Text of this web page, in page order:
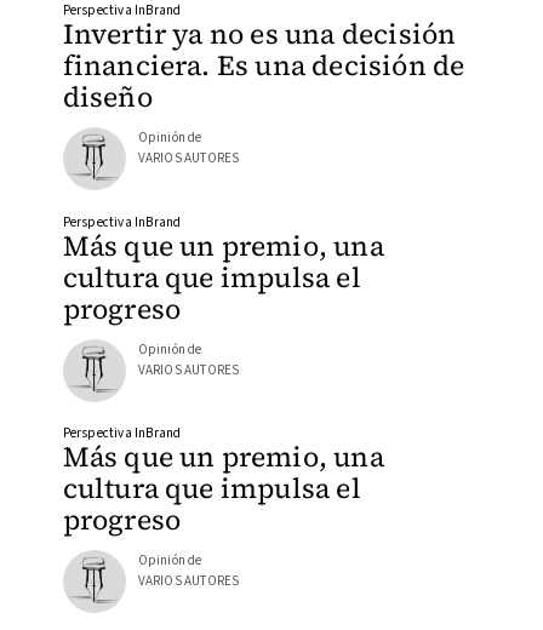
Invertir ya no es una decisión
financiera. Es una decisión de
diseño
Perspectiva InBrand
Opinión de
VARIOS AUTORES
Más que un premio, una
cultura que impulsa el
progreso
Perspectiva InBrand
Opinión de
VARIOS AUTORES
Más que un premio, una
cultura que impulsa el
progreso
Perspectiva InBrand
Opinión de
VARIOS AUTORES